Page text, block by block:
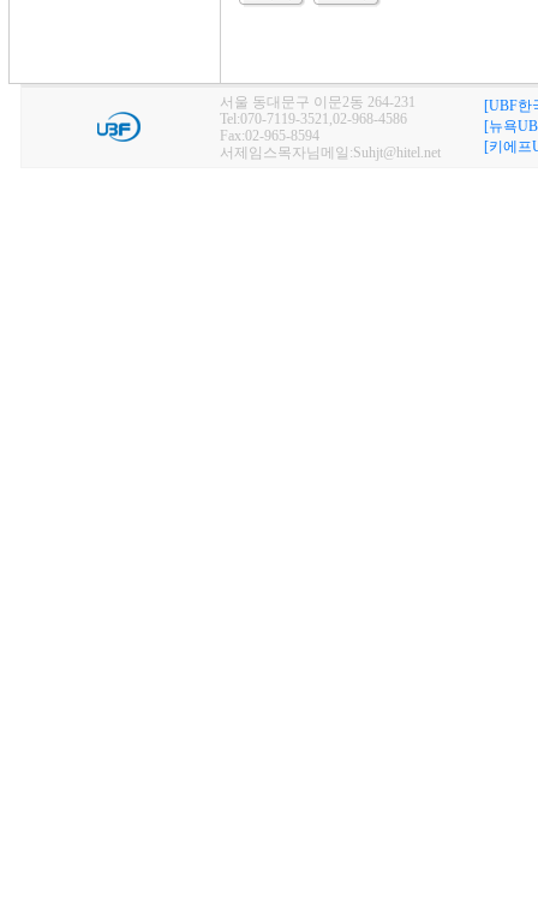
서울 동대문구 이문2동 264-231
Tel:070-7119-3521,02-968-4586
Fax:02-965-8594
서제임스목자님메일:Suhjt@hitel.net
[UBF한
[뉴욕
[키에프